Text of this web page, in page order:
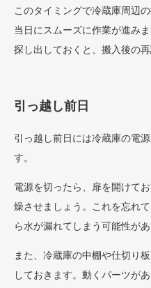
このタイミングで冷蔵庫周辺
当日にスムーズに作業が進み
探し出しておくと、搬入後の
引っ越し前日
引っ越し前日には冷蔵庫の電
す。
電源を切ったら、扉を開けて
燥させましょう。これを忘れ
ら水が漏れてしまう可能性があ
また、冷蔵庫の中棚や仕切り
しておきます。動くパーツが